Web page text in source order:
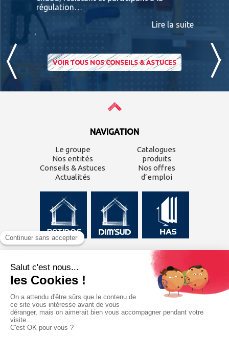
la suite
régulation…
Lire la suite
VOIR TOUS NOS CONSEILS & ASTUCES
NAVIGATION
Le groupe
Nos entités
Conseils & Astuces
Actualités
Catalogues
produits
Nos offres
d’emploi
CONTACTEZ-NOUS
Inscrivez-vous à newsletter
J'ai lu et j'accepte les